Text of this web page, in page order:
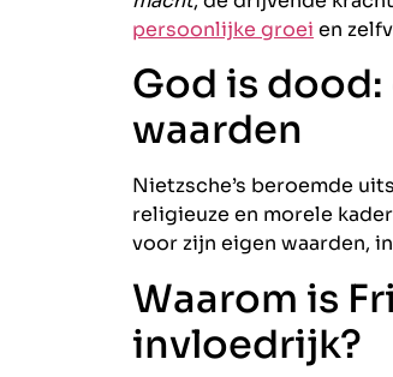
persoonlijke groei en
God is
waarden
Nietzsche’s beroemde
religieuze en morele
voor zijn eigen waarden,
Waarom is
invloedrijk?